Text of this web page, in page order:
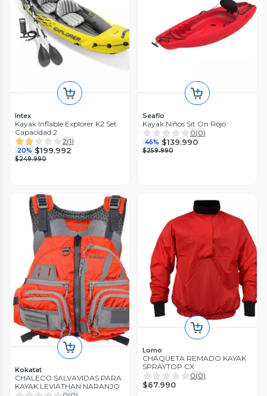
Intex
Kayak Inflable Explorer K2 Set
Capacidad 2
2(1)
20% $199.992
$249.990
Seaflo
Kayak Niños Sit On Rojo
0(0)
46% $139.990
$259.990
Kokatat
CHALECO SALVAVIDAS PARA
KAYAK LEVIATHAN NARANJO
Lomo
CHAQUETA REMADO KAYAK
SPRAYTOP CX
0(0)
$67.990